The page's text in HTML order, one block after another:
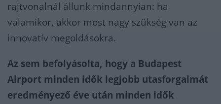
rajtvonalnál állunk mindannyian: ha
valamikor, akkor most nagy szükség van az
innovatív megoldásokra.
Az sem befolyásolta, hogy a Budapest
Airport minden idők legjobb utasforgalmát
eredményező éve után minden idők